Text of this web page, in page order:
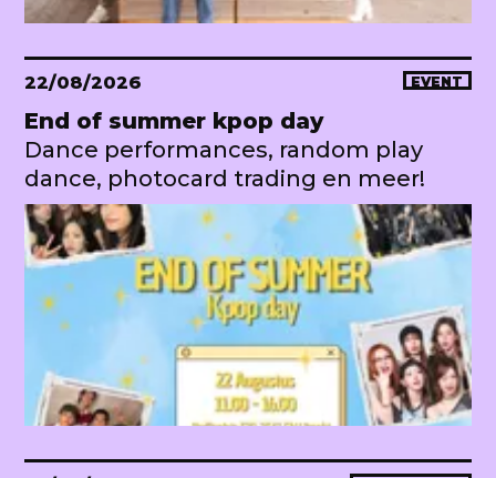
22/08/2026 EVENT
End of summer kpop day
Dance performances, random play
dance, photocard trading en meer!